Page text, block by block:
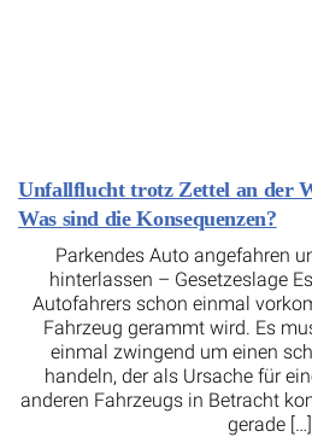
Unfallflucht trotz Zettel an der
Was sind die Konsequenzen?
Parkendes Auto angefahren
hinterlassen – Gesetzeslage
Autofahrers schon einmal
Fahrzeug gerammt wird. Es
einmal zwingend um einen
handeln, der als Ursache für
anderen Fahrzeugs in Betracht
gerade […]